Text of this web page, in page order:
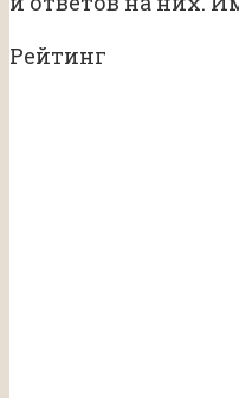
Рейтинг